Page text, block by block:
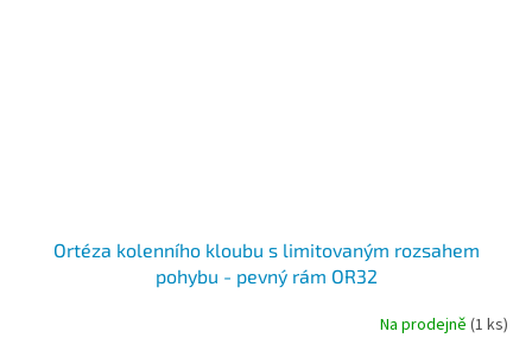
Ortéza kolenního kloubu s limitovaným rozsahem
pohybu - pevný rám OR32
Na prodejně (1 ks)